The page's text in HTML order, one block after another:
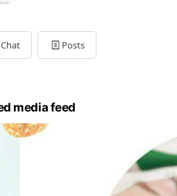
Chat Posts
media feed